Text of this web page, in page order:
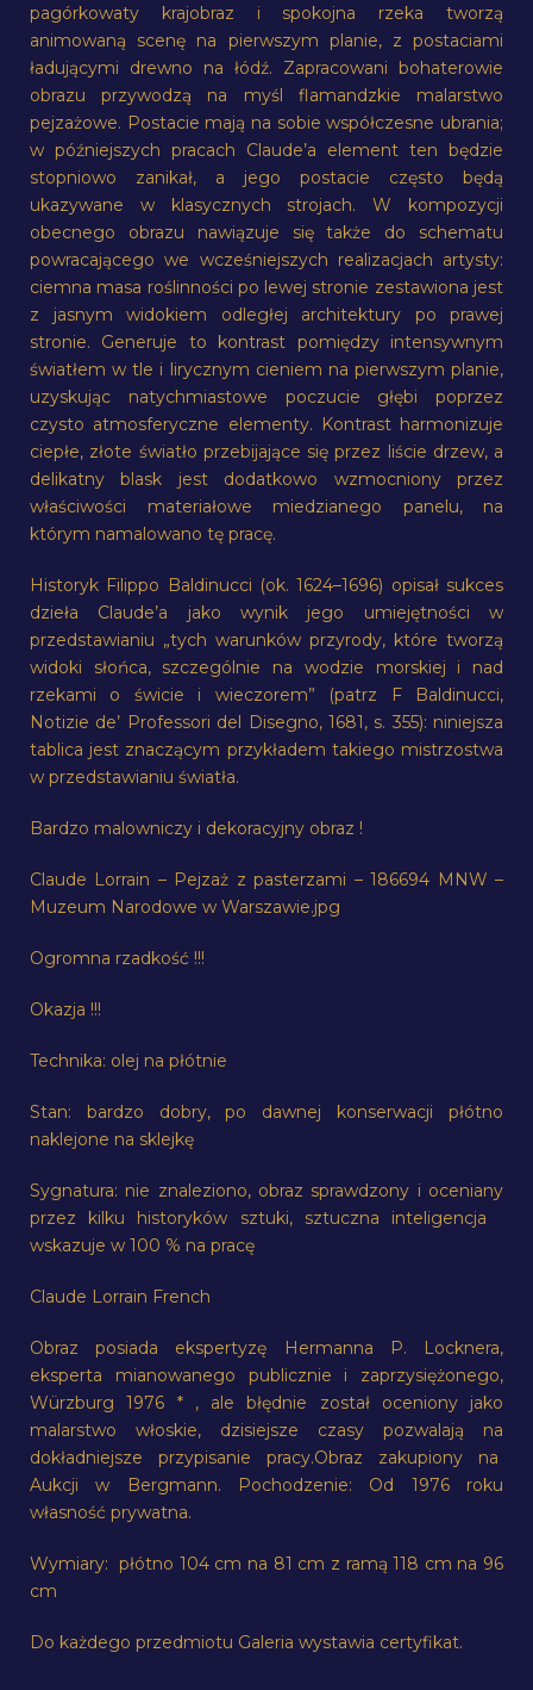
pagórkowaty krajobraz i spokojna rzeka tworzą
animowaną scenę na pierwszym planie, z postaciami
ładującymi drewno na łódź. Zapracowani bohaterowie
obrazu przywodzą na myśl flamandzkie malarstwo
pejzażowe. Postacie mają na sobie współczesne ubrania;
w późniejszych pracach Claude’a element ten będzie
stopniowo zanikał, a jego postacie często będą
ukazywane w klasycznych strojach. W kompozycji
obecnego obrazu nawiązuje się także do schematu
powracającego we wcześniejszych realizacjach artysty:
ciemna masa roślinności po lewej stronie zestawiona jest
z jasnym widokiem odległej architektury po prawej
stronie. Generuje to kontrast pomiędzy intensywnym
światłem w tle i lirycznym cieniem na pierwszym planie,
uzyskując natychmiastowe poczucie głębi poprzez
czysto atmosferyczne elementy. Kontrast harmonizuje
ciepłe, złote światło przebijające się przez liście drzew, a
delikatny blask jest dodatkowo wzmocniony przez
właściwości materiałowe miedzianego panelu, na
którym namalowano tę pracę.
Historyk Filippo Baldinucci (ok. 1624–1696) opisał sukces
dzieła Claude’a jako wynik jego umiejętności w
przedstawianiu „tych warunków przyrody, które tworzą
widoki słońca, szczególnie na wodzie morskiej i nad
rzekami o świcie i wieczorem” (patrz F Baldinucci,
Notizie de’ Professori del Disegno, 1681, s. 355): niniejsza
tablica jest znaczącym przykładem takiego mistrzostwa
w przedstawianiu światła.
Bardzo malowniczy i dekoracyjny obraz !
Claude Lorrain – Pejzaż z pasterzami – 186694 MNW –
Muzeum Narodowe w Warszawie.jpg
Ogromna rzadkość !!!
Okazja !!!
Technika: olej na płótnie
Stan: bardzo dobry, po dawnej konserwacji płótno
naklejone na sklejkę
Sygnatura: nie znaleziono, obraz sprawdzony i oceniany
przez kilku historyków sztuki, sztuczna inteligencja
wskazuje w 100 % na pracę
Claude Lorrain French
Obraz posiada ekspertyzę Hermanna P. Locknera,
eksperta mianowanego publicznie i zaprzysiężonego,
Würzburg 1976 * , ale błędnie został oceniony jako
malarstwo włoskie, dzisiejsze czasy pozwalają na
dokładniejsze przypisanie pracy.Obraz zakupiony na
Aukcji w Bergmann. Pochodzenie: Od 1976 roku
własność prywatna.
Wymiary: płótno 104 cm na 81 cm z ramą 118 cm na 96
cm
Do każdego przedmiotu Galeria wystawia certyfikat.